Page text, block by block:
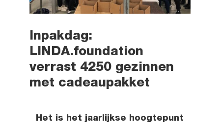
Inpakdag:
LINDA.foundation
verrast 4250 gezinnen
met cadeaupakket
Het is het jaarlijkse hoogtepunt